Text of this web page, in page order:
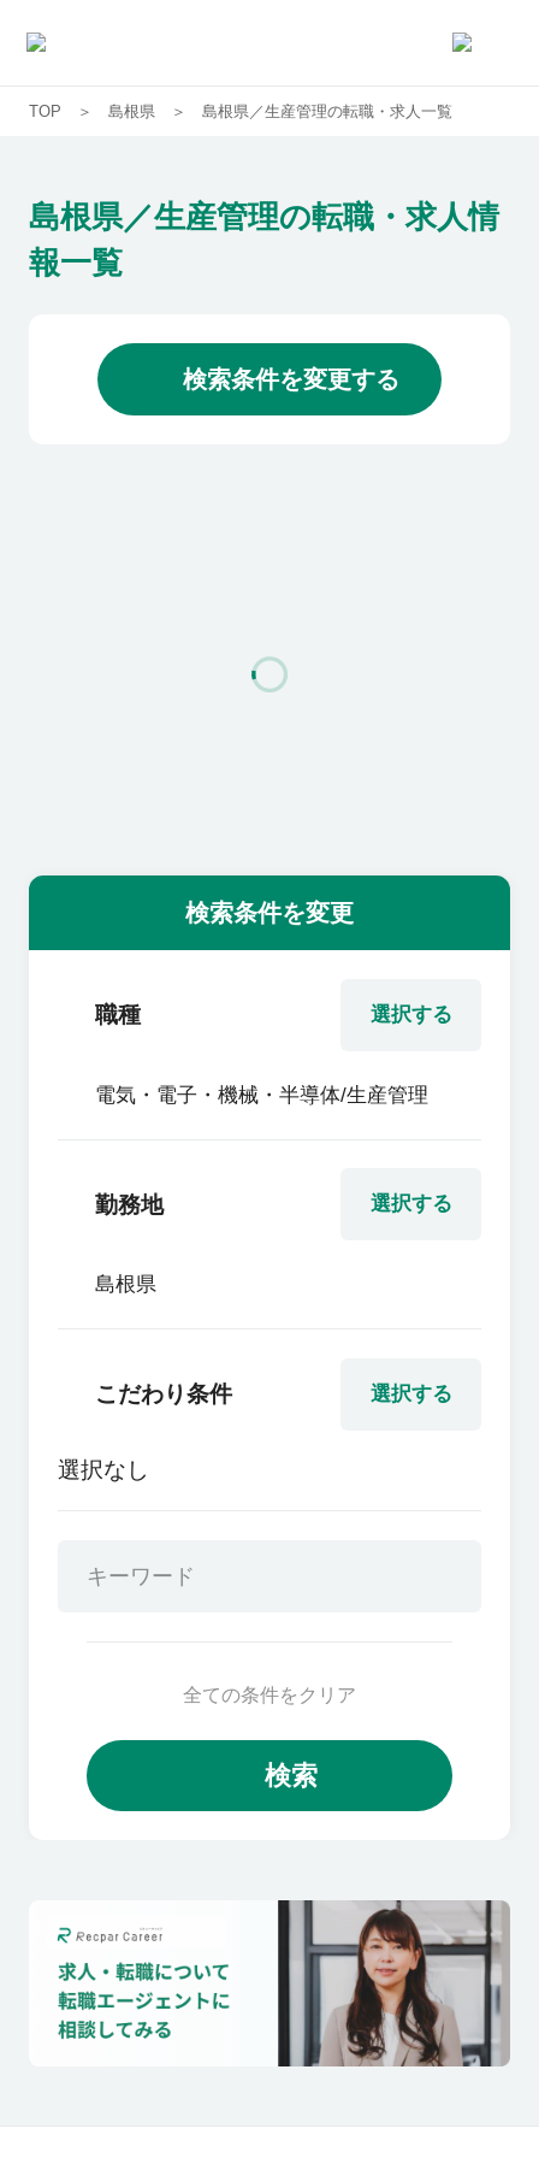
求人一覧
企業一覧
よくあるご質問
企業の担当者様
TOP 島根県 島根県／生産管理の転職・求人一覧
島根県／生産管理の転職・求人情
報一覧
検索条件を変更する
検索条件を変更
選択する
職種
電気・電子・機械・半導体/生産管理
選択する
勤務地
島根県
選択する
こだわり条件
選択なし
全ての条件をクリア
検索